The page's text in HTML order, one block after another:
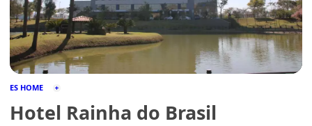
ES HOME
Hotel Rainha do Brasil